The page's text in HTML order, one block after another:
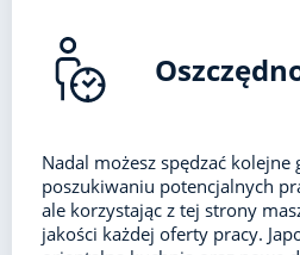
Nadal możesz spędzać
poszukiwaniu potencjalnych
ale korzystając z tej strony
jakości każdej oferty pracy.